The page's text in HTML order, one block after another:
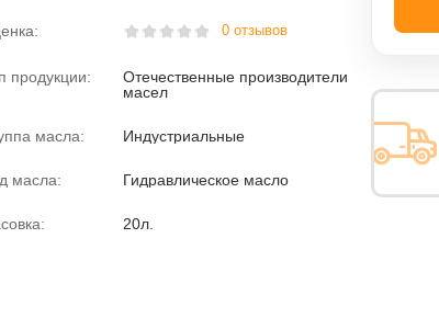
0 отзывов
продукции:
Отечественные производители
масел
масла: Индустриальные
масла: Гидравлическое масло
20л.